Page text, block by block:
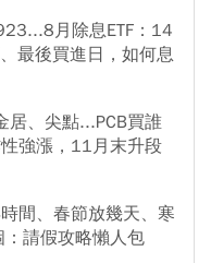
月除息ETF：14
最後買進日，如何息
居、尖點...PCB買誰
強漲，11月末升段
間、春節放幾天、寒
請假攻略懶人包